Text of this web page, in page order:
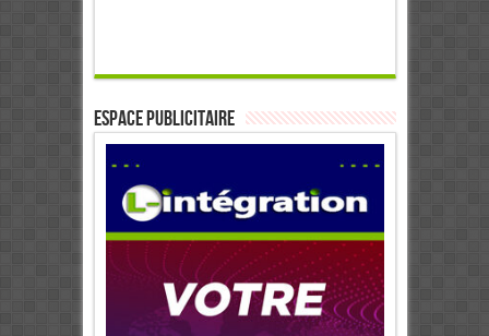
ESPACE PUBLICITAIRE